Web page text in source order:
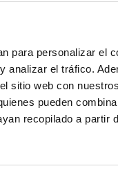
para personalizar el
analizar el tráfico.
sitio web con
pueden
recopilado a partir
frente a algunos
equipamientos
a confort más